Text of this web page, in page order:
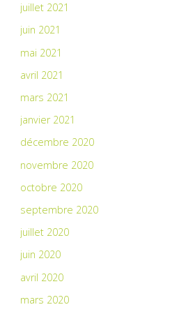
juillet 2021
juin 2021
mai 2021
avril 2021
mars 2021
janvier 2021
décembre 2020
novembre 2020
octobre 2020
septembre 2020
juillet 2020
juin 2020
avril 2020
mars 2020